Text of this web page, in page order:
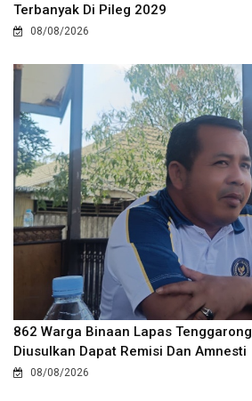
Terbanyak Di Pileg 2029
08/08/2026
862 Warga Binaan Lapas Tenggarong
Diusulkan Dapat Remisi Dan Amnesti
08/08/2026